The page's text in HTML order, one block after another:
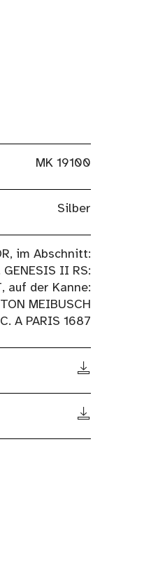
MK 19100
Silber
im Abschnitt:
GENESIS II RS:
auf der Kanne:
MEIBUSCH
A PARIS 1687